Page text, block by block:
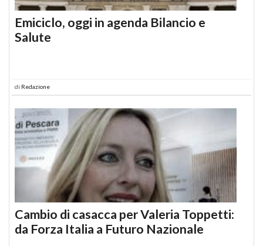
Emiciclo, oggi in agenda Bilancio e
Salute
di Redazione
Cambio di casacca per Valeria Toppetti:
da Forza Italia a Futuro Nazionale